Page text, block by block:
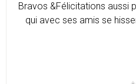
Bravos &Félicitations aussi
qui avec ses amis se